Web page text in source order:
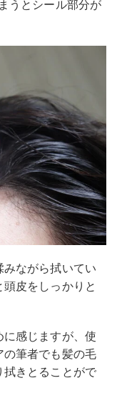
うとシール部分が
ながら拭いてい
皮をしっかりと
感じますが、使
の筆者でも髪の毛
きとることがで